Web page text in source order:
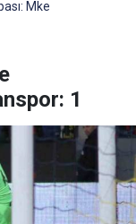
Mke
1